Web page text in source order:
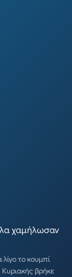
χαμήλωσαν
το κουμπί
βρήκε